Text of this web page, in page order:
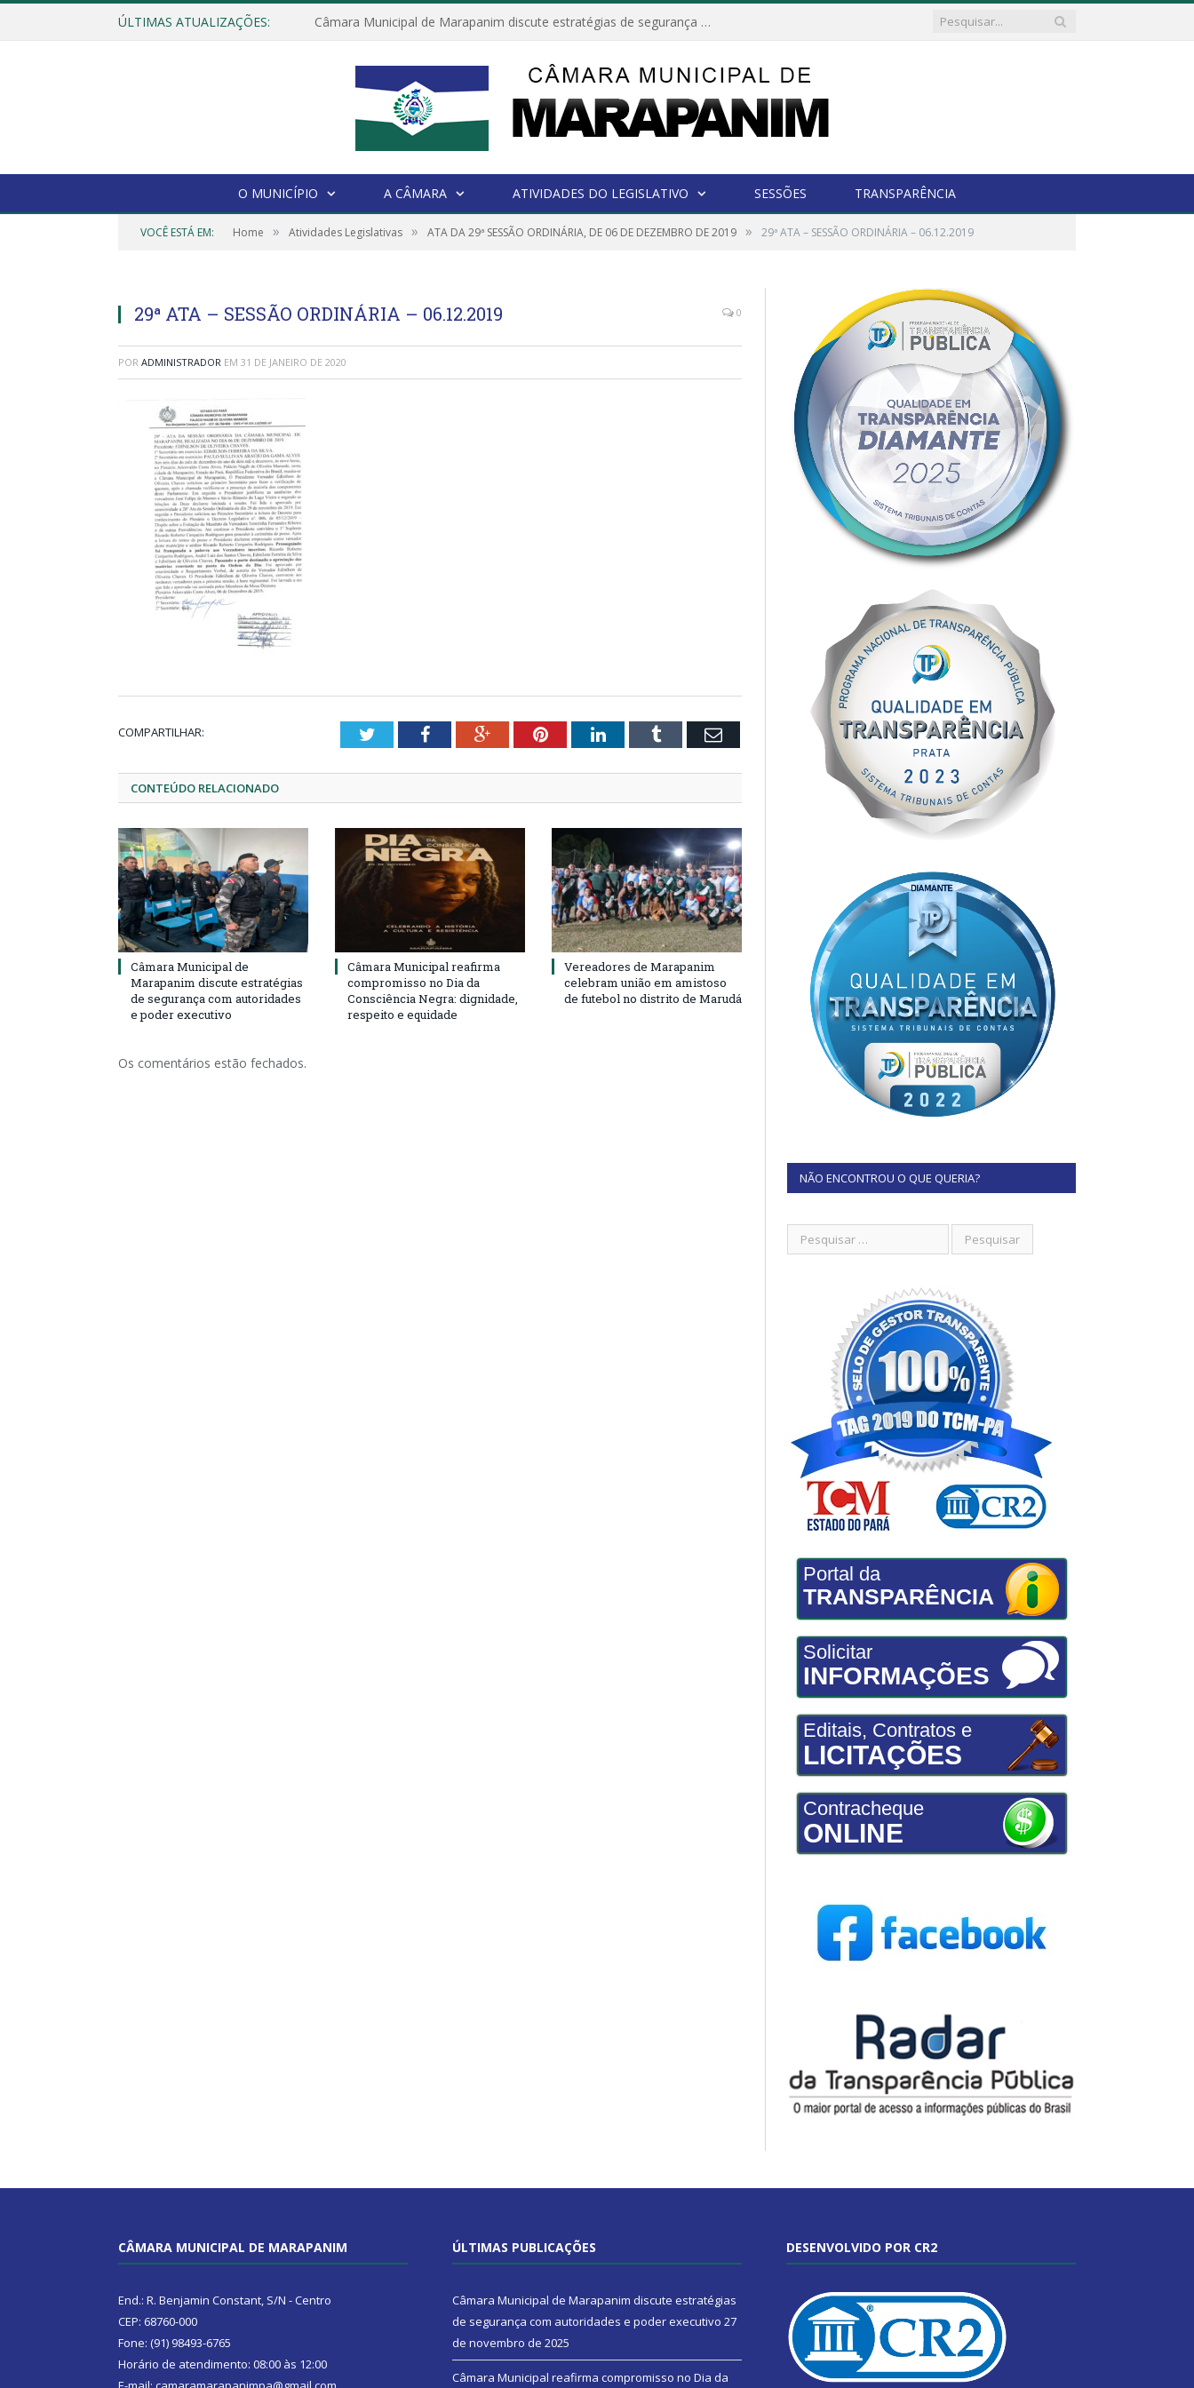
ÚLTIMAS ATUALIZAÇÕES: Câmara Municipal de Marapanim discute estratégias de segurança com autoridades e poder executivo
O MUNICÍPIO A CÂMARA ATIVIDADES DO LEGISLATIVO SESSÕES TRANSPARÊNCIA
VOCÊ ESTÁ EM: Home » Atividades Legislativas » ATA DA 29ª SESSÃO ORDINÁRIA, DE 06 DE DEZEMBRO DE 2019 » 29ª ATA – SESSÃO ORDINÁRIA – 06.12.2019
29ª ATA – SESSÃO ORDINÁRIA – 06.12.2019 0
POR ADMINISTRADOR EM 31 DE JANEIRO DE 2020
COMPARTILHAR: TwitterFacebookGoogle+PinterestLinkedInTumblr Email
CONTEÚDO RELACIONADO
Câmara Municipal de
Marapanim discute estratégias
de segurança com autoridades
e poder executivo
Câmara Municipal reafirma
compromisso no Dia da
Consciência Negra: dignidade,
respeito e equidade
Vereadores de Marapanim
celebram união em amistoso
de futebol no distrito de Marudá
Os comentários estão fechados.
NÃO ENCONTROU O QUE QUERIA?
Portal da
TRANSPARÊNCIA
Solicitar
INFORMAÇÕES
Editais, Contratos e
LICITAÇÕES
Contracheque
ONLINE
CÂMARA MUNICIPAL DE MARAPANIM
End.: R. Benjamin Constant, S/N - Centro
CEP: 68760-000
Fone: (91) 98493-6765
Horário de atendimento: 08:00 às 12:00
ÚLTIMAS PUBLICAÇÕES
Câmara Municipal de Marapanim discute estratégias
de segurança com autoridades e poder executivo 27
de novembro de 2025
Câmara Municipal reafirma compromisso no Dia da
DESENVOLVIDO POR CR2